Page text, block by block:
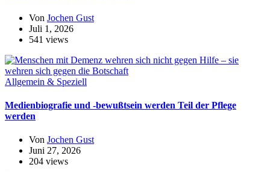
Von Jochen Gust
Juli 1, 2026
541 views
Allgemein & Speziell
Medienbiografie und -bewußtsein werden Teil der Pflege
werden
Von Jochen Gust
Juni 27, 2026
204 views